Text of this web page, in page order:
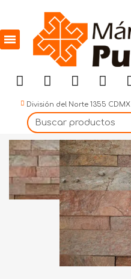
División del Norte 1355 CDMX